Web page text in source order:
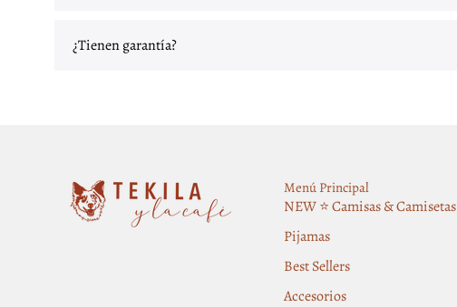
¿Tienen garantía?
Menú Principal
NEW ⭐️ Camisas & Camisetas
Pijamas
Best Sellers
Accesorios